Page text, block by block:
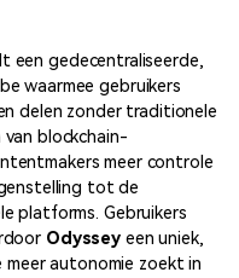
een gedecentraliseerde,
waarmee gebruikers
delen zonder traditionele
blockchain-
meer controle
tot de
platforms. Gebruikers
Odyssey een uniek,
autonomie zoekt in